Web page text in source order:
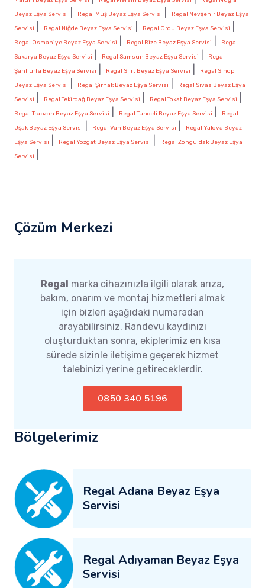
Beyaz Eşya Servisi
Regal Muş Beyaz Eşya Servisi
Regal Nevşehir Beyaz Eşya
Servisi
Regal Niğde Beyaz Eşya Servisi Regal Ordu Beyaz Eşya Servisi
Regal Osmaniye Beyaz Eşya Servisi Regal Rize Beyaz Eşya Servisi
Regal
Sakarya Beyaz Eşya Servisi
Regal Samsun Beyaz Eşya Servisi
Regal
Şanlıurfa Beyaz Eşya Servisi
Regal Siirt Beyaz Eşya Servisi
Regal Sinop
Beyaz Eşya Servisi
Regal Şırnak Beyaz Eşya Servisi
Regal Sivas Beyaz Eşya
Servisi
Regal Tekirdağ Beyaz Eşya Servisi Regal Tokat Beyaz Eşya Servisi
Regal Trabzon Beyaz Eşya Servisi Regal Tunceli Beyaz Eşya Servisi
Regal
Uşak Beyaz Eşya Servisi
Regal Van Beyaz Eşya Servisi
Regal Yalova Beyaz
Eşya Servisi
Regal Yozgat Beyaz Eşya Servisi
Regal Zonguldak Beyaz Eşya
Servisi
Çözüm Merkezi
Regal marka cihazınızla ilgili olarak arıza,
bakım, onarım ve montaj hizmetleri almak
için bizleri aşağıdaki numaradan
arayabilirsiniz. Randevu kaydınızı
oluşturduktan sonra, ekiplerimiz en kısa
sürede sizinle iletişime geçerek hizmet
talebinizi yerine getireceklerdir.
0850 340 5196
Bölgelerimiz
Regal Adana Beyaz Eşya
Servisi
Regal Adıyaman Beyaz Eşya
Servisi